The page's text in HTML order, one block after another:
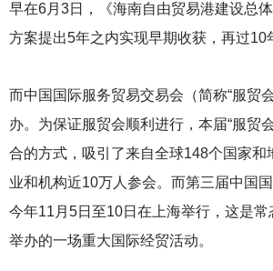
早在6月3日，《海南自由贸易港建设总
方案提出5年之内实现早期收获，再过10
而中国国际服务贸易交易会（简称“服贸
办。为保证服贸会顺利进行，本届“服贸
合的方式，吸引了来自全球148个国家和
业和机构近10万人参会。而第三届中国
今年11月5日至10日在上海举行，这是常
举办的一场重大国际经贸活动。